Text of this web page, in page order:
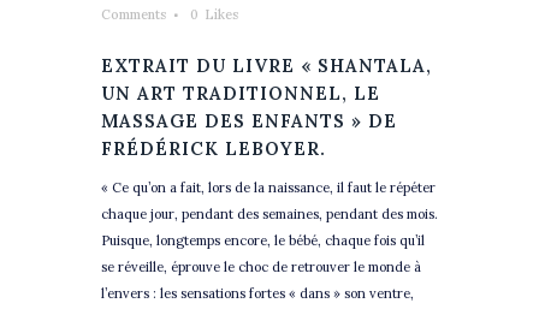
Comments
0 Likes
EXTRAIT DU LIVRE « SHANTALA,
UN ART TRADITIONNEL, LE
MASSAGE DES ENFANTS » DE
FRÉDÉRICK LEBOYER.
« Ce qu’on a fait, lors de la naissance, il faut le répéter
chaque jour, pendant des semaines, pendant des mois.
Puisque, longtemps encore, le bébé, chaque fois qu’il
se réveille, éprouve le choc de retrouver le monde à
l’envers : les sensations fortes « dans » son ventre,